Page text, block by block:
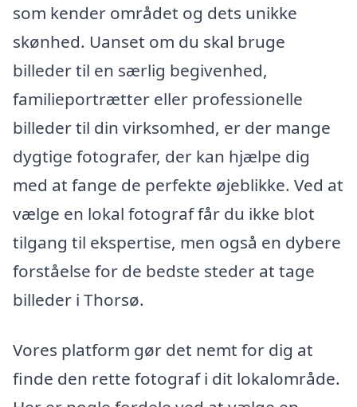
som kender området og dets unikke
skønhed. Uanset om du skal bruge
billeder til en særlig begivenhed,
familieportrætter eller professionelle
billeder til din virksomhed, er der mange
dygtige fotografer, der kan hjælpe dig
med at fange de perfekte øjeblikke. Ved at
vælge en lokal fotograf får du ikke blot
tilgang til ekspertise, men også en dybere
forståelse for de bedste steder at tage
billeder i Thorsø.
Vores platform gør det nemt for dig at
finde den rette fotograf i dit lokalområde.